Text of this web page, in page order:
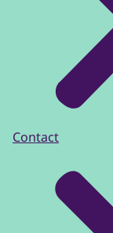
Contact